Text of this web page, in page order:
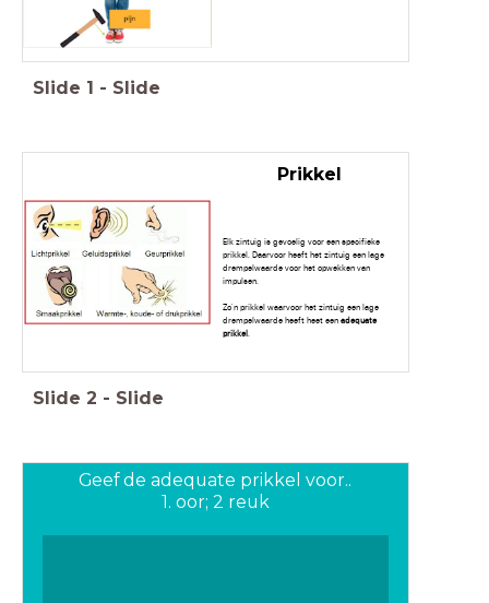
Slide 1 - Slide
Prikkel
Elk zintuig is gevoelig voor een specifieke
prikkel. Daarvoor heeft het zintuig een lage
drempelwaarde voor het opwekken van
impulsen.
Zo'n prikkel waarvoor het zintuig een lage
drempelwaarde heeft heet eenadequate
prikkel.
Slide 2 - Slide
Geef de adequate prikkel voor..
1. oor; 2 reuk